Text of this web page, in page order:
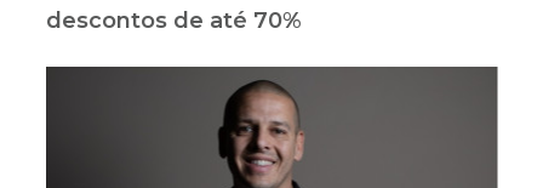
descontos de até 70%